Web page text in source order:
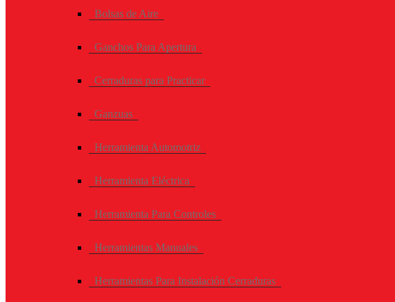
Bolsas de Aire
Ganchos Para Apertura
Cerraduras para Practicar
Ganzuas
Herramienta Automotriz
Herramienta Eléctrica
Herramienta Para Controles
Herramientas Manuales
Herramientas Para Instalación Cerraduras